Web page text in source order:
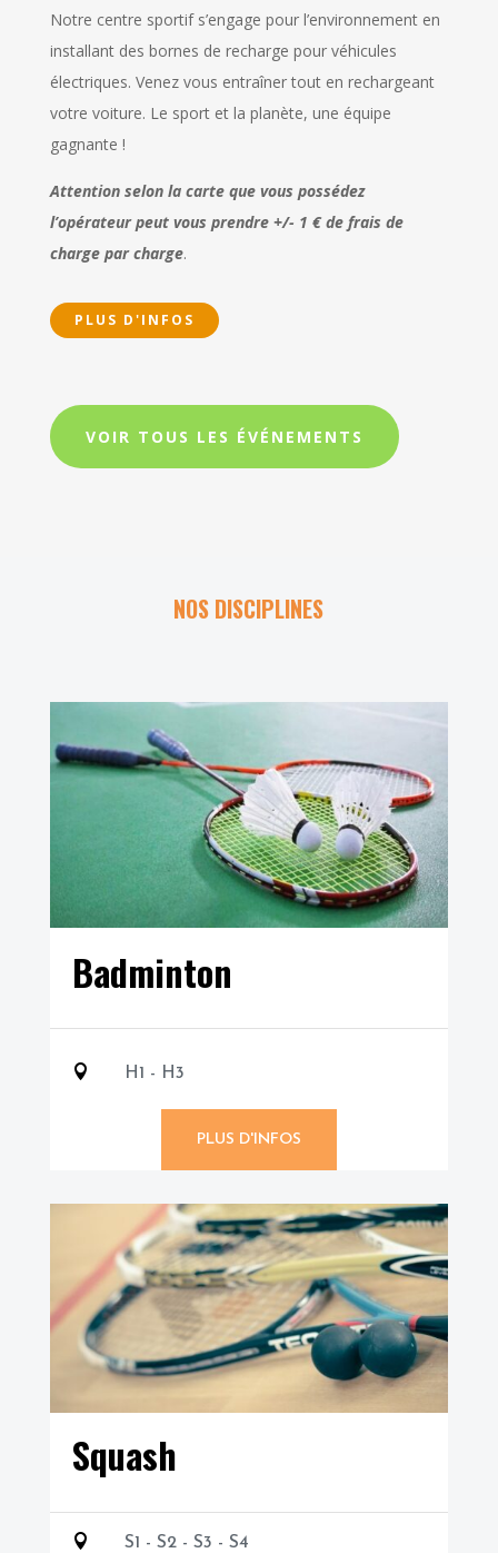
Notre centre sportif s’engage pour l’environnement en
installant des bornes de recharge pour véhicules
électriques. Venez vous entraîner tout en rechargeant
votre voiture. Le sport et la planète, une équipe
gagnante !
Attention selon la carte que vous possédez
l’opérateur peut vous prendre +/- 1 € de frais de
charge par charge.
PLUS D'INFOS
VOIR TOUS LES ÉVÉNEMENTS
NOS DISCIPLINES
Badminton
 H1 - H3
PLUS D'INFOS
Squash
 S1 - S2 - S3 - S4